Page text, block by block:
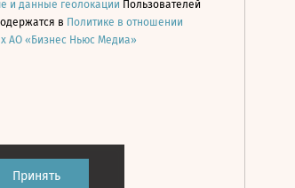
Принять
и данные геолокации Пользователей
в Политике в отношении
АО «Бизнес Ньюс Медиа»